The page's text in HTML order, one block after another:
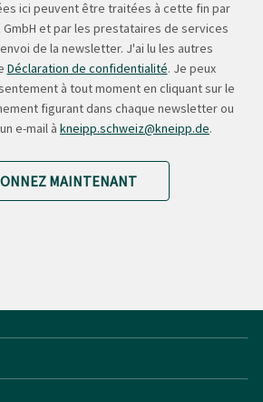
ici peuvent être traitées à cette fin par
GmbH et par les prestataires de services
de la newsletter. J'ai lu les autres
Déclaration de confidentialité. Je peux
à tout moment en cliquant sur le
figurant dans chaque newsletter ou
e-mail à kneipp.schweiz@kneipp.de.
MAINTENANT